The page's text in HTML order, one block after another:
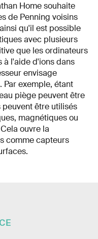
Home souhaite
de Penning voisins
qu'il est possible
avec plusieurs
que les ordinateurs
à l'aide d'ions dans
envisage
exemple, étant
piège peuvent être
être utilisés
magnétiques ou
ouvre la
comme capteurs